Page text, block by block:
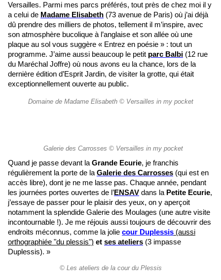
Versailles. Parmi mes parcs préférés, tout près de chez moi il y
a celui de Madame Elisabeth (73 avenue de Paris) où j’ai déjà
dû prendre des milliers de photos, tellement il m’inspire, avec
son atmosphère bucolique à l’anglaise et son allée où une
plaque au sol vous suggère « Entrez en poésie » : tout un
programme. J’aime aussi beaucoup le petit parc Balbi (12 rue
du Maréchal Joffre) où nous avons eu la chance, lors de la
dernière édition d’Esprit Jardin, de visiter la grotte, qui était
exceptionnellement ouverte au public.
Domaine de Madame Elisabeth © Versailles in my pocket
Galerie des Carrosses © Versailles in my pocket
Quand je passe devant laGrande Ecurie, je franchis
régulièrement la porte de laGalerie des Carrosses (qui est en
accès libre), dont je ne me lasse pas. Chaque année, pendant
les journées portes ouvertes de l’ENSAV dans la Petite Ecurie,
j’essaye de passer pour le plaisir des yeux, on y aperçoit
notamment la splendide Galerie des Moulages (une autre visite
incontournable !). Je me réjouis aussi toujours de découvrir des
endroits méconnus, comme la jolie cour Duplessis (aussi
orthographiée "du plessis") et ses ateliers (3 impasse
Duplessis). »
© Les ateliers de la cour du Plessis